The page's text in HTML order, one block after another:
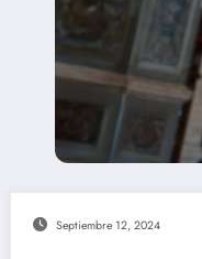
Septiembre 12, 2024